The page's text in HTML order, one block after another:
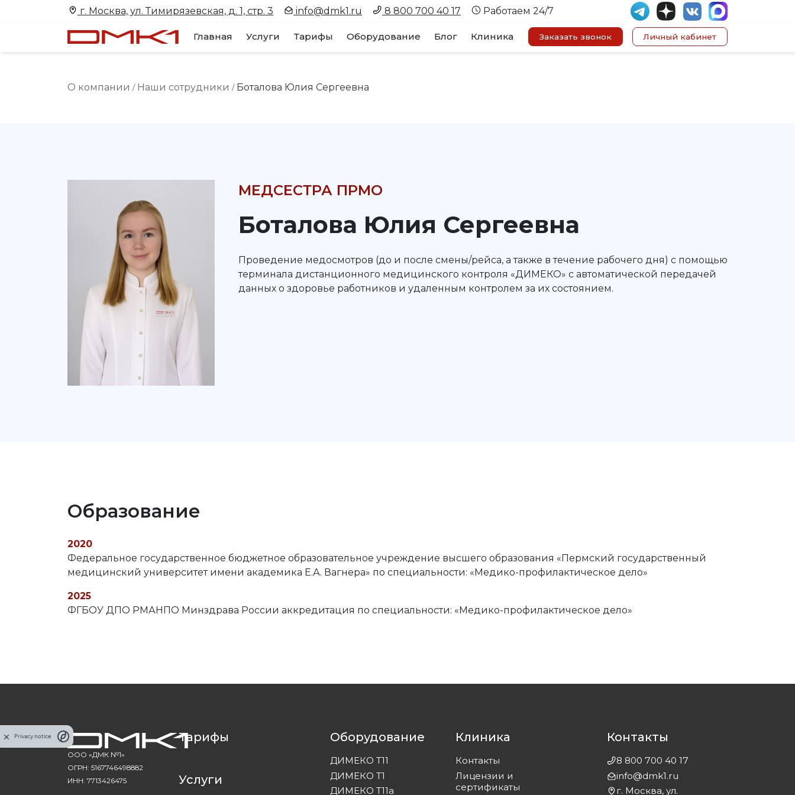
г. Москва, ул. Тимирязевская, д. 1, стр. 3 info@dmk1.ru 8 800 700 40 17 Работаем 24/7
Главная Услуги Тарифы Оборудование Блог Клиника Заказать звонок Личный кабинет
О компании / Наши сотрудники / Боталова Юлия Сергеевна
МЕДСЕСТРА ПРМО
Боталова Юлия Сергеевна
Проведение медосмотров (до и после смены/рейса, а также в течение рабочего дня) с помощью
терминала дистанционного медицинского контроля «ДИМЕКО» с автоматической передачей
данных о здоровье работников и удаленным контролем за их состоянием.
Образование
2020
Федеральное государственное бюджетное образовательное учреждение высшего образования «Пермский государственный
медицинский университет имени академика Е.А. Вагнера» по специальности: «Медико-профилактическое дело»
2025
ФГБОУ ДПО РМАНПО Минздрава России аккредитация по специальности: «Медико-профилактическое дело»
ООО «ДМК №1»
ОГРН: 5167746498882
ИНН: 7713426475
Тарифы
Услуги
Оборудование
ДИМЕКО Т11
ДИМЕКО Т1
ДИМЕКО Т11а
Клиника
Контакты
Лицензии и
сертификаты
Контакты
8 800 700 40 17
info@dmk1.ru
г. Москва, ул.
Privacy notice